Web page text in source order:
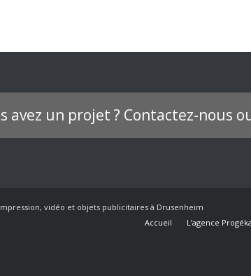
avez un projet ? Contactez-nous
vidéo et objets publicitaires à Drusenheim
Accueil
L’agence Progéka